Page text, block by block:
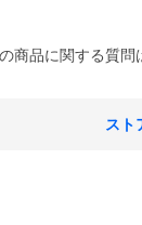
商品に関する質問
スト